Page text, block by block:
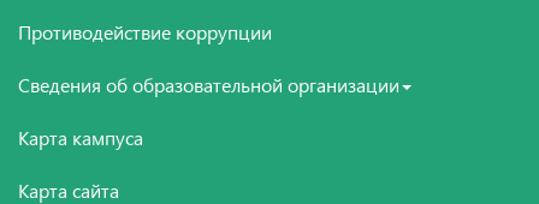
Противодействие коррупции
Сведения об образовательной организации
Карта кампуса
Карта сайта